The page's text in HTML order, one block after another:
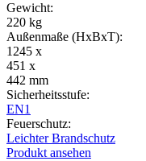
Gewicht:
220 kg
Außenmaße (HxBxT):
1245 x
451 x
442 mm
Sicherheitsstufe:
EN1
Feuerschutz:
Leichter Brandschutz
Produkt ansehen